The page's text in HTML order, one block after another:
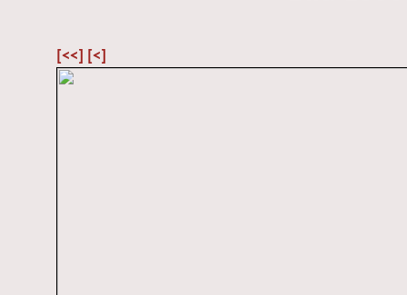
[<<] [<]